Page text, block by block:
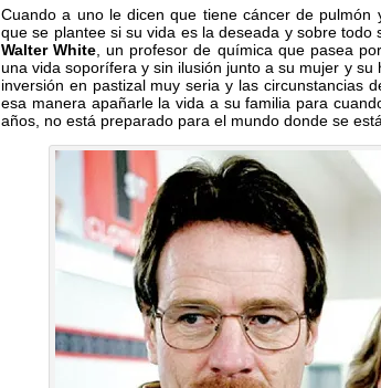
Cuando a uno le dicen que tiene cáncer de
que se plantee si su vida es la deseada y sobre
Walter White , un profesor de química que pasea
una vida soporífera y sin ilusión junto a su mujer y
inversión en pastizal muy seria y las circunstancias
esa manera apañarle la vida a su familia para
años, no está preparado para el mundo donde se